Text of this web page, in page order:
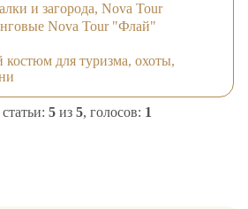
и загорода, Nova Tour
Nova Tour "Флай"
для туризма, охоты,
5 из 5, голосов: 1